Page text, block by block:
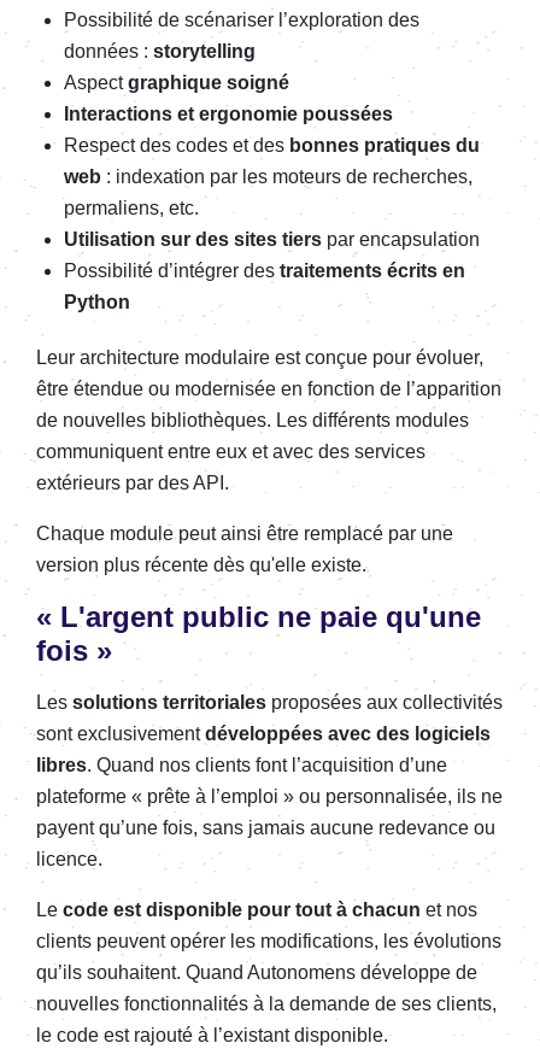
Possibilité de scénariser l’exploration des
données : storytelling
Aspectgraphique soigné
Interactions et ergonomie poussées
Respect des codes et des bonnes pratiques du
web : indexation par les moteurs de recherches,
permaliens, etc.
Utilisation sur des sites tiers par encapsulation
Possibilité d’intégrer destraitements écrits en
Python
Leur architecture modulaire est conçue pour évoluer,
être étendue ou modernisée en fonction de l’apparition
de nouvelles bibliothèques. Les différents modules
communiquent entre eux et avec des services
extérieurs par des API.
Chaque module peut ainsi être remplacé par une
version plus récente dès qu'elle existe.
« L'argent public ne paie qu'une
fois »
Les solutions territoriales proposées aux collectivités
sontexclusivementdéveloppées avec des logiciels
libres. Quand nos clients font l’acquisition d’une
plateforme « prête à l’emploi » ou personnalisée, ils ne
payent qu’une fois, sans jamais aucune redevance ou
licence.
Le code est disponible pour tout à chacun et nos
clients peuvent opérer les modifications, les évolutions
qu’ils souhaitent. Quand Autonomens développe de
nouvelles fonctionnalités à la demande de ses clients,
le code est rajouté à l’existantdisponible.